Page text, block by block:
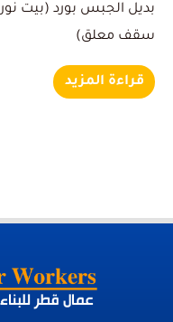
بديل الجبس بورد (بيت نور
سقف معلق)
قراءة المزيد